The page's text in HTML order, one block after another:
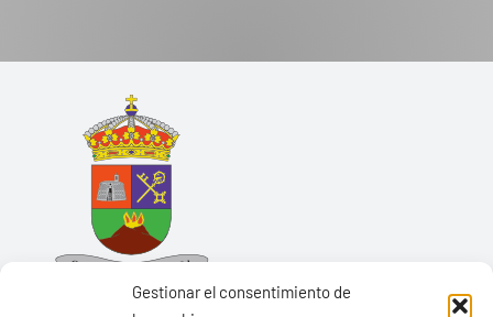
Gestionar el consentimiento de